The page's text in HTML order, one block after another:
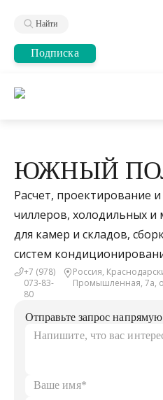
Найти
Подписка
ЮЖНЫЙ
Расчет, проектирование
чиллеров, холодильных и
для камер и складов,
систем
+7 (978)
073-83-
80
Россия,
Промышленная, 7а,
Отправьте запрос